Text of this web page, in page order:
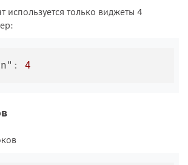
используется только виджеты 4
: 4